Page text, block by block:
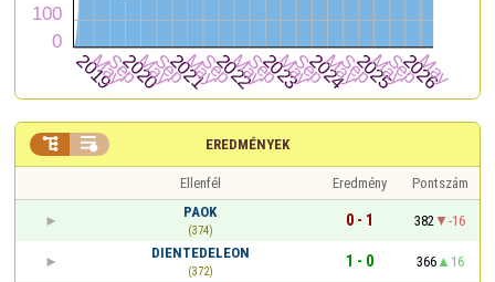
EREDMÉNYEK
 
Ellenfél Eredmény
Pontszám
PAOK
(374)
0 - 1 382
-16
DIENTEDELEON
(372)
1 - 0 366
16